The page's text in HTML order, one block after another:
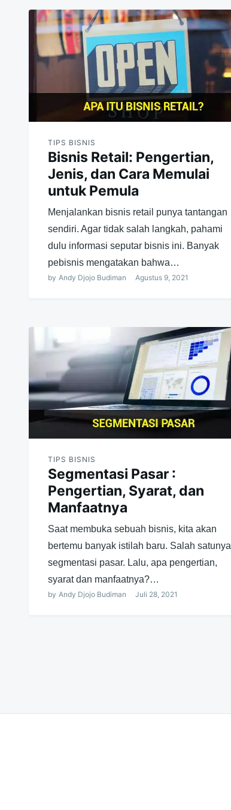
TIPS BISNIS
Bisnis Retail: Pengertian,
Jenis, dan Cara Memulai
untuk Pemula
Menjalankan bisnis retail punya tantangan
sendiri. Agar tidak salah langkah, pahami
dulu informasi seputar bisnis ini. Banyak
pebisnis mengatakan bahwa…
by Andy Djojo Budiman Agustus 9, 2021
TIPS BISNIS
Segmentasi Pasar :
Pengertian, Syarat, dan
Manfaatnya
Saat membuka sebuah bisnis, kita akan
bertemu banyak istilah baru. Salah satunya
segmentasi pasar. Lalu, apa pengertian,
syarat dan manfaatnya?…
by Andy Djojo Budiman Juli 28, 2021